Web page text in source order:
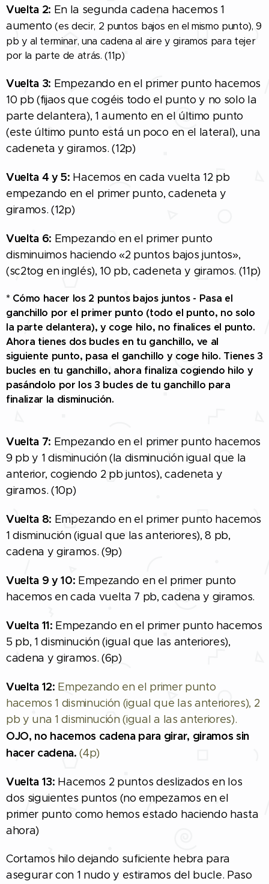
Vuelta 2: En la segunda cadena hacemos 1
aumento(es decir, 2 puntos bajos en el mismo punto), 9
pb y al terminar, una cadena al aire y giramos para tejer
por la parte de atrás. (11p)
Vuelta 3: Empezando en el primer punto hacemos
10 pb (fijaos que cogéis todo el punto y no solo la
parte delantera), 1 aumento en el último punto
(este último punto está un poco en el lateral), una
cadeneta y giramos. (12p)
Vuelta 4 y 5: Hacemos en cada vuelta 12 pb
empezando en el primer punto, cadeneta y
giramos. (12p)
Vuelta 6: Empezando en el primer punto
disminuimos haciendo«2 puntos bajos juntos»,
(sc2tog en inglés), 10 pb, cadeneta y giramos. (11p)
* Cómo hacer los 2 puntos bajos juntos - Pasa el
ganchillo por el primer punto (todo el punto, no solo
la parte delantera), y coge hilo, no finalices el punto.
Ahora tienes dos bucles en tu ganchillo, ve al
siguiente punto, pasa el ganchillo y coge hilo. Tienes 3
bucles en tu ganchillo, ahora finaliza cogiendo hilo y
pasándolo por los 3 bucles de tu ganchillo para
finalizar la disminución.
Vuelta 7: Empezando en el primer punto hacemos
9 pb y 1 disminución (la disminución igual que la
anterior, cogiendo 2 pb juntos), cadeneta y
giramos. (10p)
Vuelta 8: Empezando en el primer punto hacemos
1 disminución (igual que las anteriores), 8 pb,
cadena y giramos. (9p)
Vuelta 9 y 10: Empezando en el primer punto
hacemos en cada vuelta 7 pb, cadena y giramos.
Vuelta 11: Empezando en el primer punto hacemos
5 pb, 1 disminución (igual que las anteriores),
cadena y giramos. (6p)
Vuelta 12: Empezando en el primer punto
hacemos 1 disminución (igual que las anteriores), 2
pb y una 1 disminución (igual a las anteriores).
OJO, no hacemos cadena para girar, giramos sin
hacer cadena. (4p)
Vuelta 13: Hacemos 2 puntos deslizados en los
dos siguientes puntos (no empezamos en el
primer punto como hemos estado haciendo hasta
ahora)
Cortamos hilo dejando suficiente hebra para
asegurar con 1 nudo y estiramos del bucle. Paso